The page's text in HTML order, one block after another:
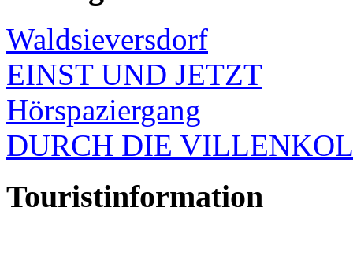
Waldsieversdorf
EINST UND JETZT
Hörspaziergang
DURCH DIE
Touristinformation